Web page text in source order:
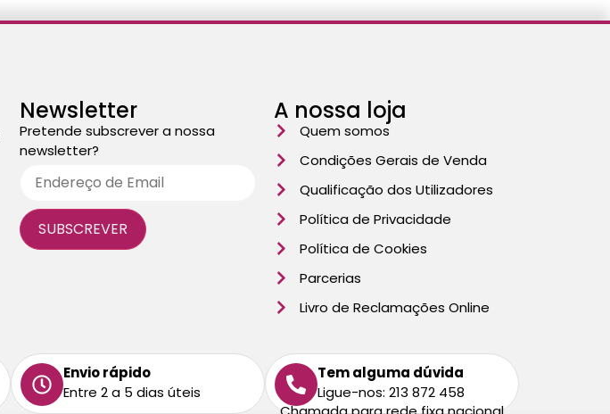
Newsletter
Pretende subscrever a nossa
newsletter?
A nossa loja
Quem somos
Condições Gerais de Venda
Qualificação dos Utilizadores
Política de Privacidade
Política de Cookies
Parcerias
Livro de Reclamações Online
Envio rápido
Entre 2 a 5 dias úteis
Tem alguma dúvida
Ligue-nos: 213 872 458